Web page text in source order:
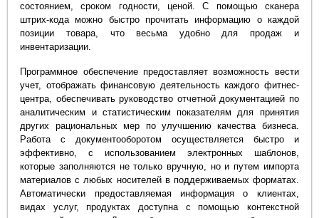
состоянием, сроком годности, ценой. С помощью сканера
штрих-кода можно быстро прочитать информацию о каждой
позиции товара, что весьма удобно для продаж и
инвентаризации.
Программное обеспечение предоставляет возможность вести
учет, отображать финансовую деятельность каждого фитнес-
центра, обеспечивать руководство отчетной документацией по
аналитическим и статистическим показателям для принятия
других рациональных мер по улучшению качества бизнеса.
Работа с документооборотом осуществляется быстро и
эффективно, с использованием электронных шаблонов,
которые заполняются не только вручную, но и путем импорта
материалов с любых носителей в поддерживаемых форматах.
Автоматически предоставляемая информация о клиентах,
видах услуг, продуктах доступна с помощью контекстной